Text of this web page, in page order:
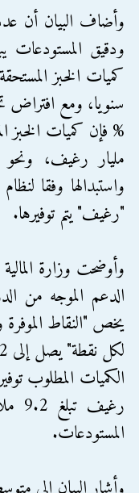
وأضاف البيان أن
"رغيف" يتم توفيرها.
وأوضحت وزارة
الدعم الموجه من
المستودعات.